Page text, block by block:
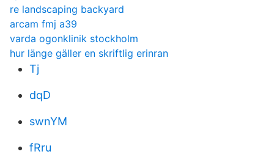
re landscaping backyard
arcam fmj a39
varda ogonklinik stockholm
hur länge gäller en skriftlig erinran
Tj
dqD
swnYM
fRru